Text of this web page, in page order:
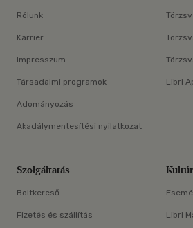
Rólunk
Karrier
Impresszum
Társadalmi programok
Adományozás
Akadálymentesítési nyilatkozat
Libri
Szolgáltatás
Boltkereső
Fizetés és szállítás Libri